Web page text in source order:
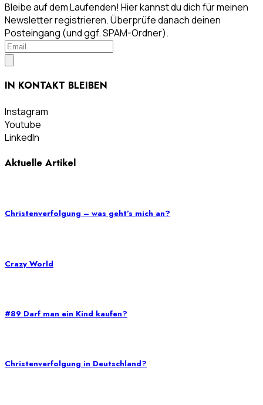
Bleibe auf dem Laufenden! Hier kannst du dich für meinen
Newsletter registrieren. Überprüfe danach deinen
Posteingang (und ggf. SPAM-Ordner).
IN KONTAKT BLEIBEN
Instagram
Youtube
LinkedIn
Aktuelle Artikel
Christenverfolgung – was geht’s mich an?
Crazy World
#89 Darf man ein Kind kaufen?
Christenverfolgung in Deutschland?